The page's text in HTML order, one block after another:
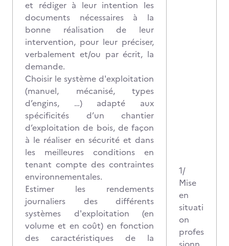
et rédiger à leur intention les
documents nécessaires à la
bonne réalisation de leur
intervention, pour leur préciser,
verbalement et/ou par écrit, la
demande.
Choisir le système d'exploitation
(manuel, mécanisé, types
d’engins, …) adapté aux
spécificités d’un chantier
d’exploitation de bois, de façon
à le réaliser en sécurité et dans
les meilleures conditions en
tenant compte des contraintes
environnementales.
Estimer les rendements
journaliers des différents
systèmes d'exploitation (en
volume et en coût) en fonction
des caractéristiques de la
1/
Mise
en
situati
on
profes